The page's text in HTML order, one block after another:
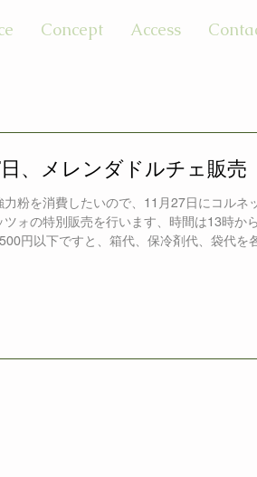
Concept Access
、メレンダドルチェ販売
力粉を消費したいので、11月27日にコルネ
ツォの特別販売を行います、時間は13時
円以下ですと、箱代、保冷剤代、袋代を